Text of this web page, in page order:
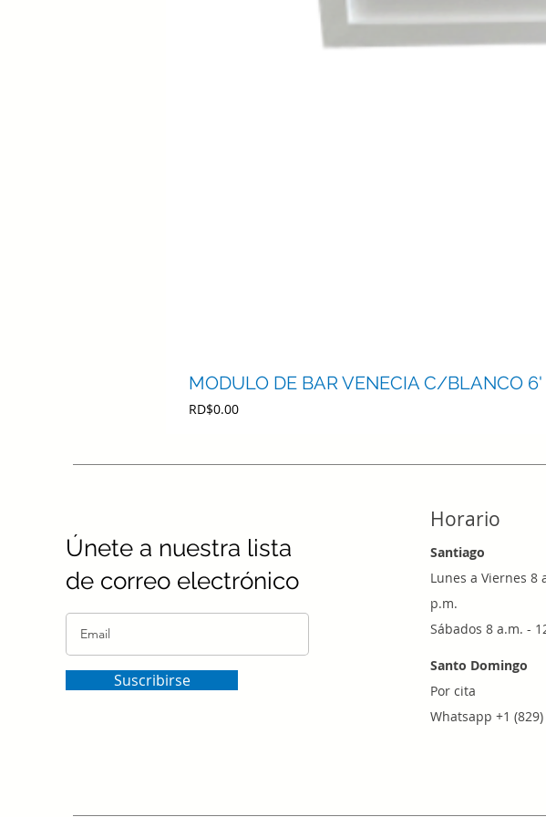
MODULO DE BAR VENECIA C/BLANCO 6'
Precio
RD$0.00
Únete a nuestra lista
de correo electrónico
Suscribirse
Horario
Santiago
Lunes a Viernes 8
p.m.
Sábados 8 a.m. -
Santo Domingo
Por cita
Whatsapp +1 (829)